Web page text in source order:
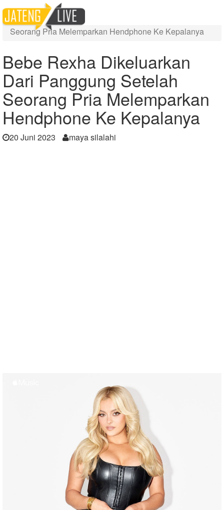
Home
Berita
Bebe Rexha Dikeluarkan Dari Panggung Setelah
Seorang Pria Melemparkan Hendphone Ke Kepalanya
Bebe Rexha Dikeluarkan
Dari Panggung Setelah
Seorang Pria Melemparkan
Hendphone Ke Kepalanya
20 Juni 2023 maya silalahi